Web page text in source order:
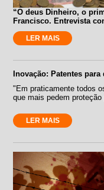
“O deus Dinheiro, o
Francisco. Entrevista
LER MAIS
Inovação: Patentes para
"Em praticamente todos
que mais pedem
LER MAIS